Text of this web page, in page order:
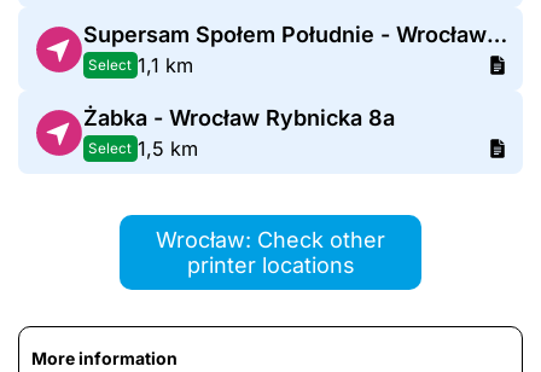
Supersam Społem Południe - Wrocław Opolska
Select 1,1 km
Żabka - Wrocław Rybnicka 8a
Select 1,5 km
Wrocław: Check other
printer locations
More information